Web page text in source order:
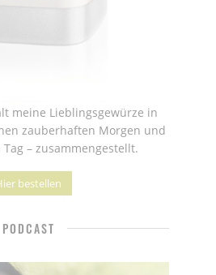
meine Lieblingsgewürze in
zauberhaften Morgen und
– zusammengestellt.
bestellen
PODCAST